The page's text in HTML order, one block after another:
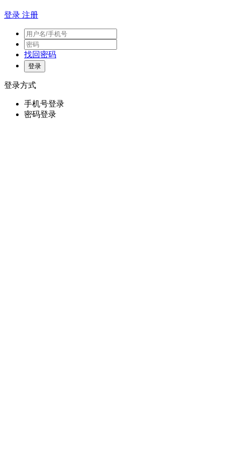
登录 注册
找回密码
登录方式
手机号登录
密码登录